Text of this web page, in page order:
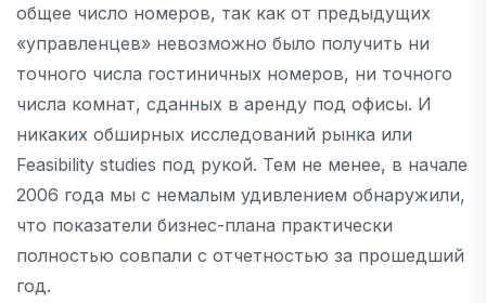
общее число номеров, так как от предыдущих
«управленцев» невозможно было получить ни
точного числа гостиничных номеров, ни точного
числа комнат, сданных в аренду под офисы. И
никаких обширных исследований рынка или
Feasibility studies под рукой. Тем не менее, в начале
2006 года мы с немалым удивлением обнаружили,
что показатели бизнес-плана практически
полностью совпали с отчетностью за прошедший
год.